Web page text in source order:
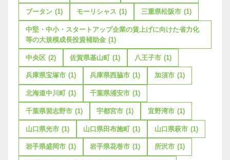
ブータン (1) モーリシャス (1) 三重県松阪市 (1)
中堅・中小・スタートアップ企業の賃上げに向けた省力化
等の大規模成長投資補助金 (1)
中央区 (2) 佐賀県基山町 (1) 八王子市 (1)
兵庫県宝塚市 (1) 兵庫県西脇市 (1) 加須市 (1)
北海道中川町 (1) 千葉県浦安市 (1)
千葉県習志野市 (1) 宇都宮市 (1) 宜野湾市 (1)
山口県光市 (1) 山口県田布施町 (1) 山口県萩市 (1)
岩手県盛岡市 (1) 岩手県花巻市 (1) 所沢市 (1)